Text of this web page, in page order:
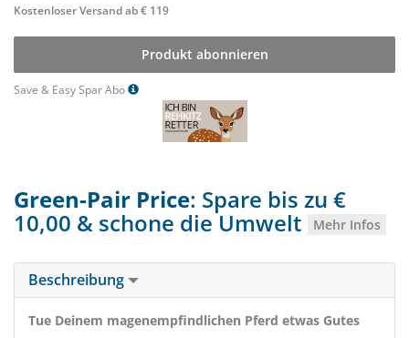
Kostenloser Versand ab € 119
Produkt abonnieren
Save & Easy Spar Abo
Green-Pair Price: Spare bis zu €
10,00 & schone die Umwelt Mehr Infos
Beschreibung
Tue Deinem magenempfindlichen Pferd etwas Gutes